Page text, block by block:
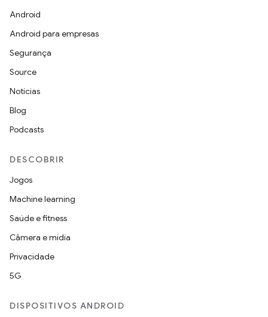
Android
Android para empresas
Segurança
Source
Notícias
Blog
Podcasts
DESCOBRIR
Jogos
Machine learning
Saúde e fitness
Câmera e mídia
Privacidade
5G
DISPOSITIVOS ANDROID